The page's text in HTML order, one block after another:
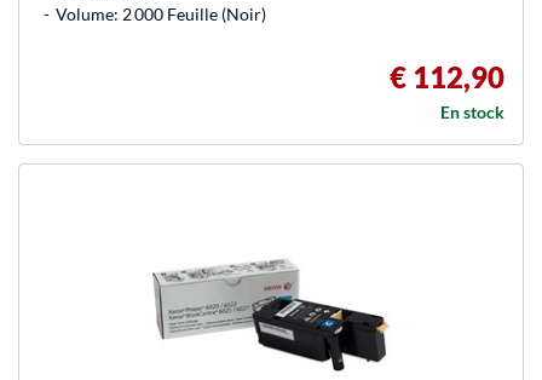
Volume: 2 000 Feuille (Noir)
€ 112,90
En stock